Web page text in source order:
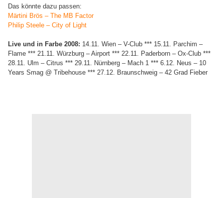
Das könnte dazu passen:
Märtini Brös – The MB Factor
Philip Steele – City of Light
Live und in Farbe 2008: 14.11. Wien – V-Club *** 15.11. Parchim –
Flame *** 21.11. Würzburg – Airport *** 22.11. Paderborn – Ox-Club ***
28.11. Ulm – Citrus *** 29.11. Nürnberg – Mach 1 *** 6.12. Neus – 10
Years Smag @ Tribehouse *** 27.12. Braunschweig – 42 Grad Fieber